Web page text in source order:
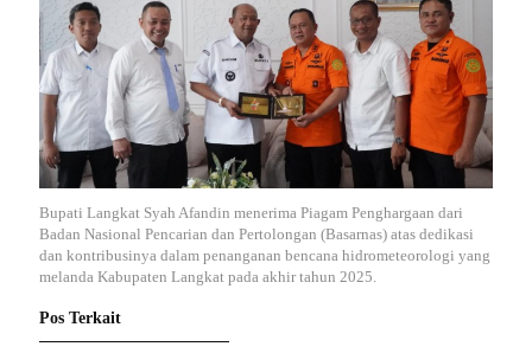
Bupati Langkat Syah Afandin menerima Piagam Penghargaan dari
Badan Nasional Pencarian dan Pertolongan (Basarnas) atas dedikasi
dan kontribusinya dalam penanganan bencana hidrometeorologi yang
melanda Kabupaten Langkat pada akhir tahun 2025.
Pos Terkait